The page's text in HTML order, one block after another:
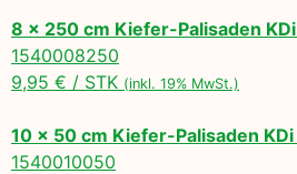
8 x 250 cm Kiefer-Palisaden KDi
1540008250
9,95 € / STK (inkl. 19% MwSt.)
10 x 50 cm Kiefer-Palisaden KDi
1540010050